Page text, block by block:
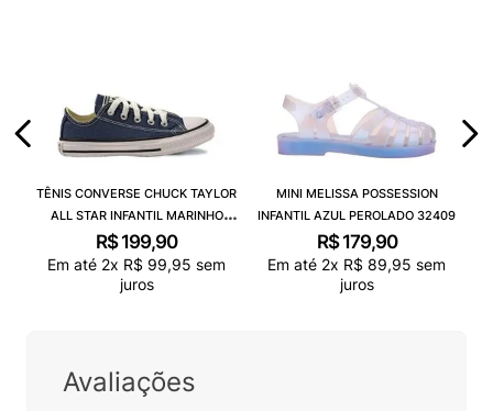
TÊNIS CONVERSE CHUCK TAYLOR
ALL STAR INFANTIL MARINHO
CK00020003
R$ 199,90
Em até 2x R$ 99,95 sem
juros
MINI MELISSA POSSESSION
INFANTIL AZUL PEROLADO 32409
R$ 179,90
Em até 2x R$ 89,95 sem
juros
Avaliações